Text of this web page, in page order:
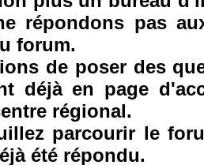
répondons pas
forum.
de poser des
déjà en page
régional.
parcourir le
été répondu.